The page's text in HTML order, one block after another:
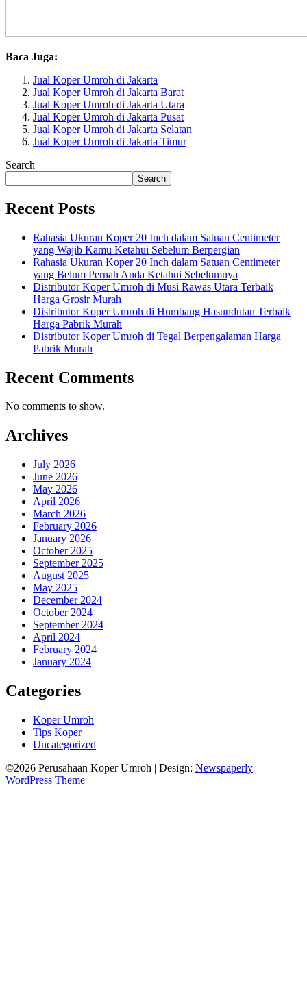
Baca Juga:
Jual Koper Umroh di Jakarta
Jual Koper Umroh di Jakarta Barat
Jual Koper Umroh di Jakarta Utara
Jual Koper Umroh di Jakarta Pusat
Jual Koper Umroh di Jakarta Selatan
Jual Koper Umroh di Jakarta Timur
Search
Search
Recent Posts
Rahasia Ukuran Koper 20 Inch dalam Satuan Centimeter
yang Wajib Kamu Ketahui Sebelum Berpergian
Rahasia Ukuran Koper 20 Inch dalam Satuan Centimeter
yang Belum Pernah Anda Ketahui Sebelumnya
Distributor Koper Umroh di Musi Rawas Utara Terbaik
Harga Grosir Murah
Distributor Koper Umroh di Humbang Hasundutan Terbaik
Harga Pabrik Murah
Distributor Koper Umroh di Tegal Berpengalaman Harga
Pabrik Murah
Recent Comments
No comments to show.
Archives
July 2026
June 2026
May 2026
April 2026
March 2026
February 2026
January 2026
October 2025
September 2025
August 2025
May 2025
December 2024
October 2024
September 2024
April 2024
February 2024
January 2024
Categories
Koper Umroh
Tips Koper
Uncategorized
©2026 Perusahaan Koper Umroh | Design: Newspaperly
WordPress Theme